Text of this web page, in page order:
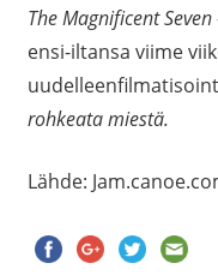
The Magnificent Seven
ensi-iltansa viime
rohkeata miestä.
Lähde: